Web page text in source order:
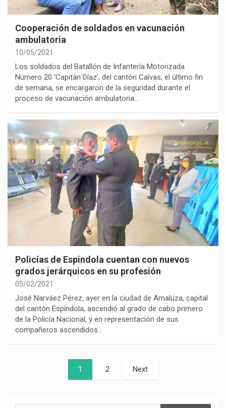
Cooperación de soldados en vacunación
ambulatoria
10/05/2021
Los soldados del Batallón de Infantería Motorizada
Número 20 ‘Capitán Díaz’, del cantón Calvas, el último fin
de semana, se encargaron de la seguridad durante el
proceso de vacunación ambulatoria…
Policías de Espindola cuentan con nuevos
grados jerárquicos en su profesión
05/02/2021
José Narváez Pérez, ayer en la ciudad de Amaluza, capital
del cantón Espíndola, ascendió al grado de cabo primero
de la Policía Nacional, y en representación de sus
compañeros ascendidos…
1 2 Next